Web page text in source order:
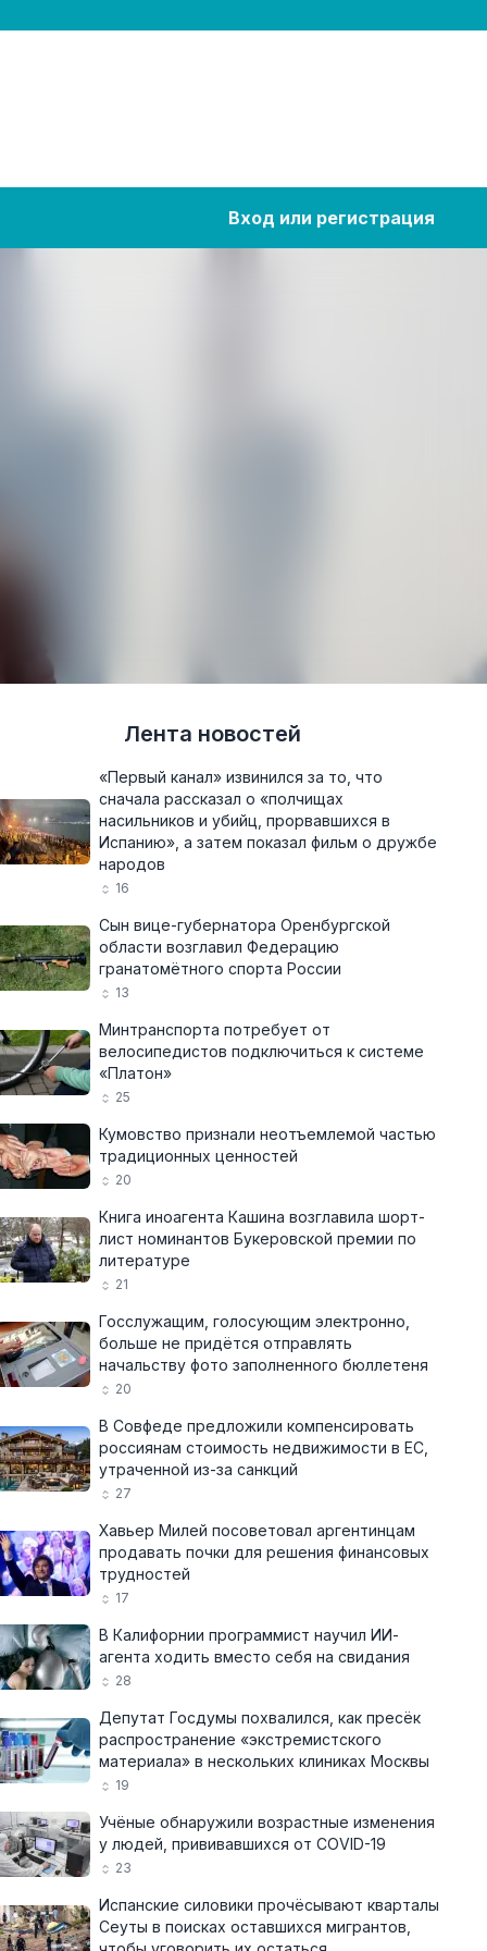
Вход или регистрация
Лента новостей
«Первый канал» извинился за то, что
сначала рассказал о «полчищах
насильников и убийц, прорвавшихся в
Испанию», а затем показал фильм о дружбе
народов
16
Сын вице-губернатора Оренбургской
области возглавил Федерацию
гранатомётного спорта России
13
Минтранспорта потребует от
велосипедистов подключиться к системе
«Платон»
25
Кумовство признали неотъемлемой частью
традиционных ценностей
20
Книга иноагента Кашина возглавила шорт-
лист номинантов Букеровской премии по
литературе
21
Госслужащим, голосующим электронно,
больше не придётся отправлять
начальству фото заполненного бюллетеня
20
В Совфеде предложили компенсировать
россиянам стоимость недвижимости в ЕС,
утраченной из-за санкций
27
Хавьер Милей посоветовал аргентинцам
продавать почки для решения финансовых
трудностей
17
В Калифорнии программист научил ИИ-
агента ходить вместо себя на свидания
28
Депутат Госдумы похвалился, как пресёк
распространение «экстремистского
материала» в нескольких клиниках Москвы
19
Учёные обнаружили возрастные изменения
у людей, прививавшихся от COVID-19
23
Испанские силовики прочёсывают кварталы
Сеуты в поисках оставшихся мигрантов,